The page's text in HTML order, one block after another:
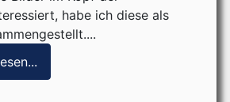
habe ich diese als